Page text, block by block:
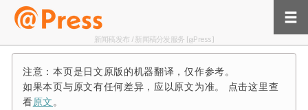
新闻稿发布 / 新闻稿分发服务 [@Press]
注意：本页是日文原版的机器翻译，仅作参考。
如果本页与原文有任何差异，应以原文为准。 点击这里查
看原文。